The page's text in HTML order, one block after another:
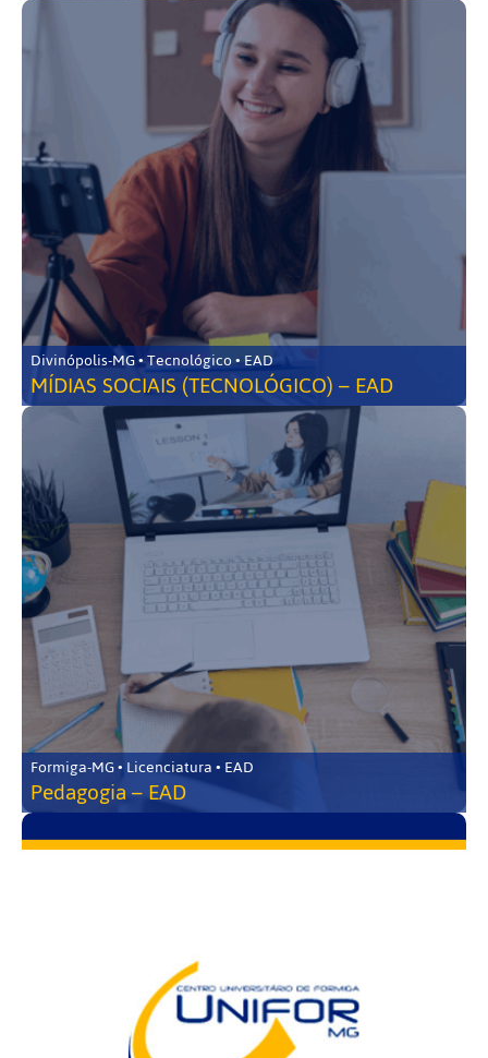
Divinópolis-MG • Tecnológico • EAD
MÍDIAS SOCIAIS (TECNOLÓGICO) – EAD
Formiga-MG • Licenciatura • EAD
Pedagogia – EAD